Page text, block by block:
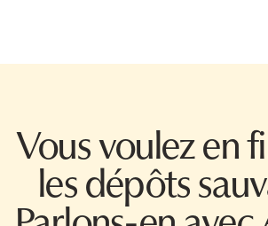
Vous voulez en
les dépôts